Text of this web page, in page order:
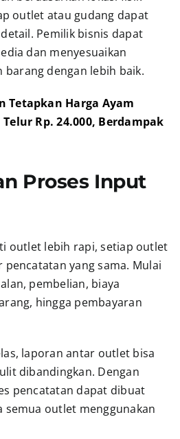
outlet atau gudang dapat
Pemilik bisnis dapat
dan menyesuaikan
barang dengan lebih baik.
Tetapkan Harga Ayam
Rp. 24.000, Berdampak
Proses Input
outlet lebih rapi, setiap outlet
yang sama. Mulai
pembelian, biaya
hingga pembayaran
laporan antar outlet bisa
dibandingkan. Dengan
pencatatan dapat dibuat
semua outlet menggunakan